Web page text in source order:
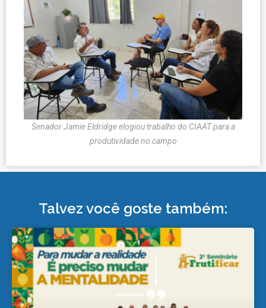
Senador Jamie Eldridge elogiou trabalho do CIAAT para a
produtividade no campo
Talvez você goste também: